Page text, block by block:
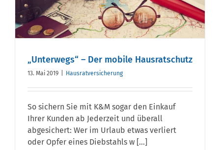
„Unterwegs“ – Der mobile Hausratschutz
13. Mai 2019 Hausratversicherung
So sichern Sie mit K&M sogar den Einkauf
Ihrer Kunden ab Jederzeit und überall
abgesichert: Wer im Urlaub etwas verliert
oder Opfer eines Diebstahls w [...]